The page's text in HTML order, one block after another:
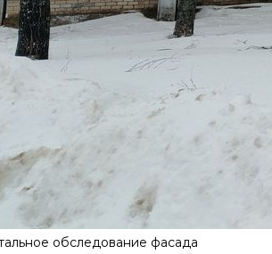
обследование фасада